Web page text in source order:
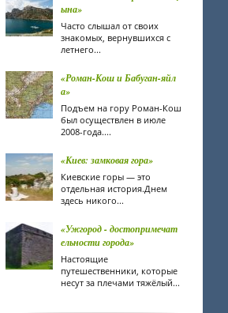
ына»
Часто слышал от своих
знакомых, вернувшихся с
летнего...
«Роман-Кош и Бабуган-яйл
а»
Подъем на гору Роман-Кош
был осуществлен в июле
2008-года....
«Киев: замковая гора»
Киевские горы — это
отдельная история.Днем
здесь никого...
«Ужгород - достопримечат
ельности города»
Настоящие
путешественники, которые
несут за плечами тяжёлый...